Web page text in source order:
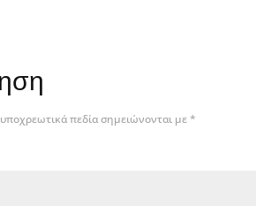
πεδία σημειώνονται με*